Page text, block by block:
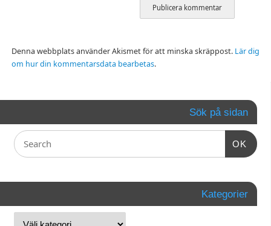
Denna webbplats använder Akismet för att minska skräppost. Lär dig
om hur din kommentarsdata bearbetas.
Sök på sidan
OK
Kategorier